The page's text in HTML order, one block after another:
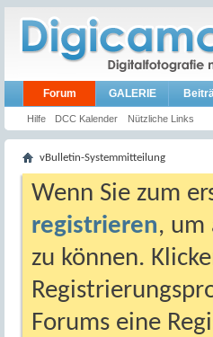
Forum
Hilfe DCC Kalender Nützliche Links
GALERIE
vBulletin-Systemmitteilung
Wenn Sie zum
registrieren, um
zu können.
Forums eine